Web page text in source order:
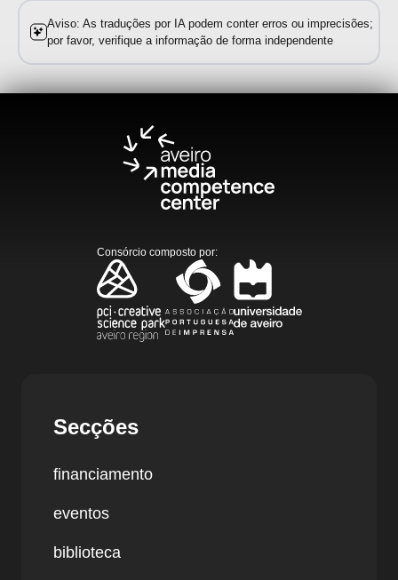
Aviso: As traduções por IA podem conter erros ou imprecisões;
por favor, verifique a informação de forma independente
Consórcio composto por:
Secções
financiamento
eventos
biblioteca